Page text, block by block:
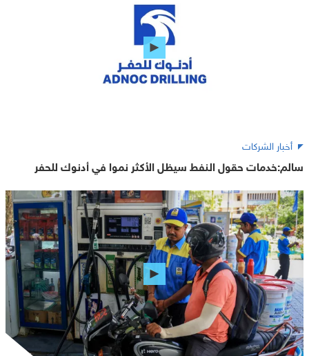
أخبار الشركات
سالم:خدمات حقول النفط سيظل الأكثر نموا في أدنوك للحفر